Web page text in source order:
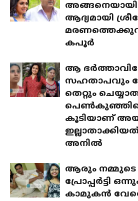
ആദ്യമായി
കപൂര്‍
ആ
സഹതാപവും
തെറ്റും
കൂടിയാണ്
അനിൽ
ആരും നമ്മുടെ
പ്രോപ്പർട്ടി
കാമുകൻ വേറെ